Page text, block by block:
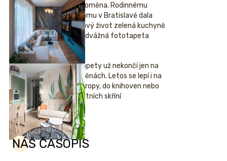
proměna. Rodinnému
domu v Bratislavě dala
nový život zelená kuchyně
i odvážná fototapeta
Tapety už nekončí jen na
stěnách. Letos se lepí i na
stropy, do knihoven nebo
šatních skříní
NÁŠ ČASOPIS